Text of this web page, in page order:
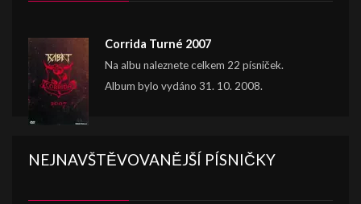
Corrida Turné 2007
Na albu naleznete celkem 22 písniček.
Album bylo vydáno 31. 10. 2008.
NEJNAVŠTĚVOVANĚJŠÍ PÍSNIČKY